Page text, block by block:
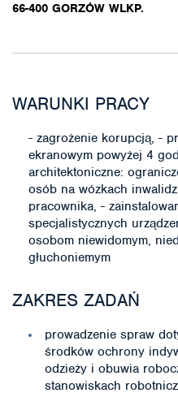
66-400 GORZÓW WLKP.
WARUNKI PRACY
- zagrożenie korupcją, -
ekranowym powyżej 4
architektoniczne:
osób na wózkach
pracownika, -
specjalistycznych
osobom niewidomym,
głuchoniemym
ZAKRES ZADAŃ
prowadzenie spraw
środków ochrony
odzieży i obuwia
stanowiskach